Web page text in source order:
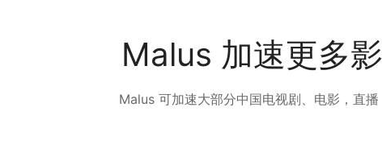
Malus 加速更多
Malus 可加速大部分中国电视剧、电影，直